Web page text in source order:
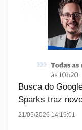
Busca do
Sparks traz
21/05/2026 14:19:01